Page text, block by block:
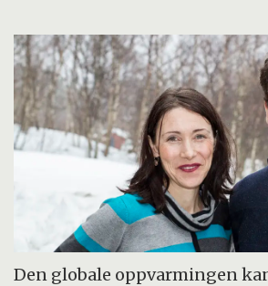
Den globale oppvarmingen